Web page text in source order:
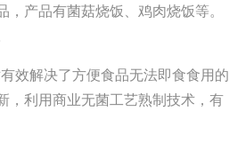
产品有菌菇烧饭、鸡肉烧饭等。
解决了方便食品无法即食食用的
，利用商业无菌工艺熟制技术，有